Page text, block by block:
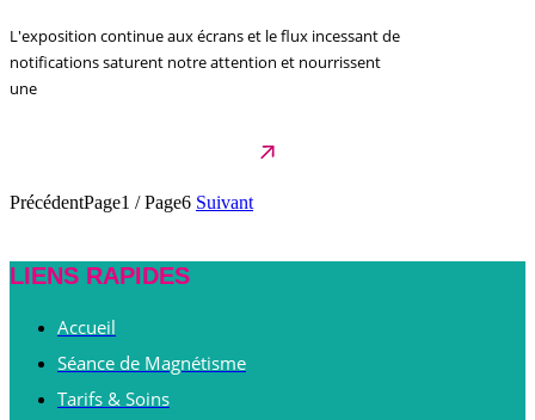
L'exposition continue aux écrans et le flux incessant de
notifications saturent notre attention et nourrissent
une
PrécédentPage1 / Page6 Suivant
LIENS RAPIDES
Accueil
Séance de Magnétisme
Tarifs & Soins